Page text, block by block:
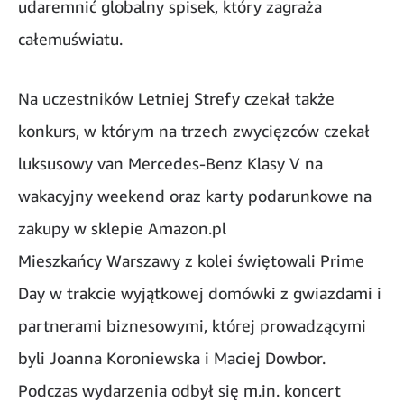
udaremnić globalny spisek, który zagraża
całemuświatu.
Na uczestników Letniej Strefy czekał także
konkurs, w którym na trzech zwycięzców czekał
luksusowy van Mercedes-Benz Klasy V na
wakacyjny weekend oraz karty podarunkowe na
zakupy w sklepie Amazon.pl
Mieszkańcy Warszawy z kolei świętowali Prime
Day w trakcie wyjątkowej domówki z gwiazdami i
partnerami biznesowymi, której prowadzącymi
byli Joanna Koroniewska i Maciej Dowbor.
Podczas wydarzenia odbył się m.in. koncert